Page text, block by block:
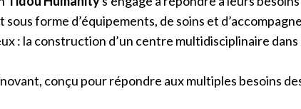
forme d’équipements, de soins et
: la construction d’un centre multidisciplinaire
conçu pour répondre aux multiples besoins